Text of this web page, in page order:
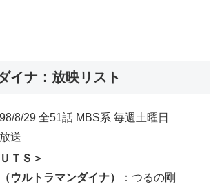
イナ：放映リスト
8/29 全51話 MBS系 毎週土曜日
送
ＴＳ＞
ウルトラマンダイナ）
：つるの剛